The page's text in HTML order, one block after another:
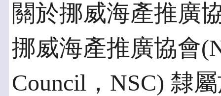
關於挪威海產推廣
挪威海產推廣協會
Council，NSC) 隸